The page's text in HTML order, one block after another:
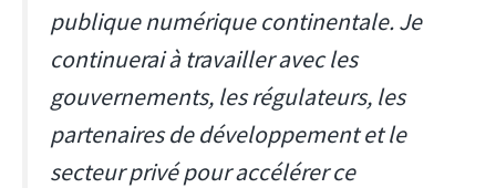
publique numérique continentale. Je
continuerai à travailler avec les
gouvernements, les régulateurs, les
partenaires de développement et le
secteur privé pour accélérer ce